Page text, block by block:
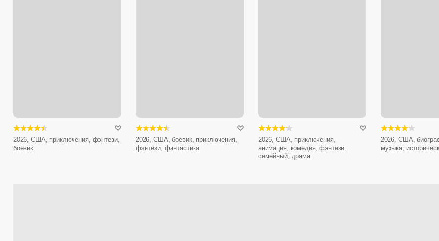
2026, США, приключения, фэнтези,
боевик
2026, США, боевик, приключения,
фэнтези, фантастика
2026, США, приключения,
анимация, комедия, фэнтези,
семейный, драма
2026, США,
музыка,